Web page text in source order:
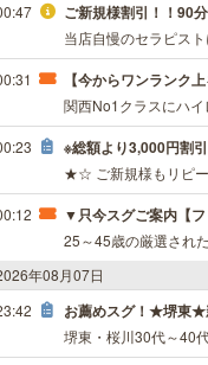
ご新規様割引！！90
【今からワンランク
※総額より3,000円割
▼只今スグご案内【
年08月07日
お薦めスグ！★堺東